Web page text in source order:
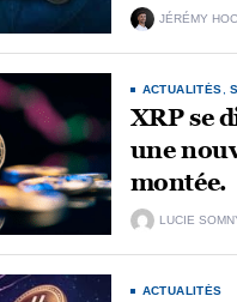
JÉRÉMY
ACTUALITÉS ,
XRP se
une
montée.
LUCIE
ACTUALITÉS